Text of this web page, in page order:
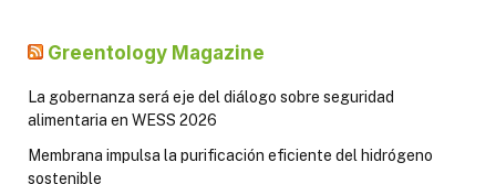
Greentology Magazine
La gobernanza será eje del diálogo sobre seguridad
alimentaria en WESS 2026
Membrana impulsa la purificación eficiente del hidrógeno
sostenible